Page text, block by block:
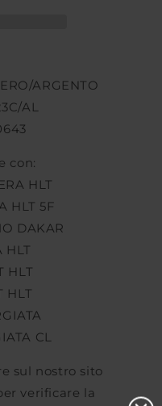
ARGENTO
AL
con:
HLT
HLT 5F
DAKAR
HLT
HLT
HLT
CL
sul nostro sito
verificare la